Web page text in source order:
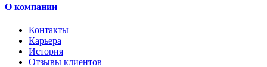
О компании
Контакты
Карьера
История
Отзывы клиентов